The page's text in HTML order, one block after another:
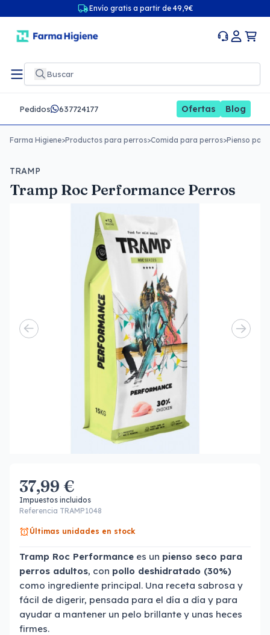
Envío gratis a partir de 49,9€
Pedidos 637724177 Ofertas Blog
Farma Higiene>Productos para perros>Comida para perros>Pienso
TRAMP
Tramp Roc Performance Perros
37,99 €
Impuestos incluidos
Referencia TRAMP1048
Últimas unidades en stock
Tramp Roc Performance es un pienso seco para
perros adultos, con pollo deshidratado (30%)
como ingrediente principal. Una receta sabrosa y
fácil de digerir, pensada para el día a día y para
ayudar a mantener un pelo brillante y unas heces
firmes.